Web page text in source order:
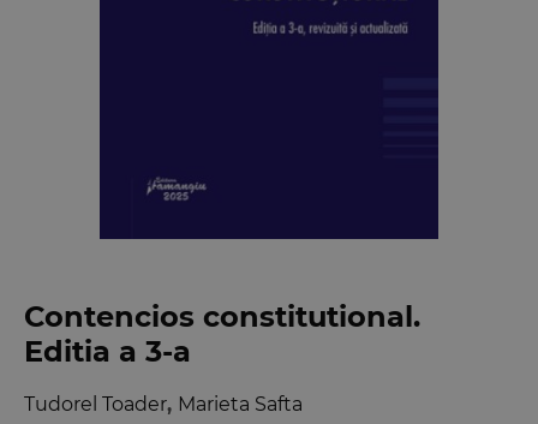
Contencios constitutional.
Editia a 3-a
Tudorel Toader, Marieta Safta